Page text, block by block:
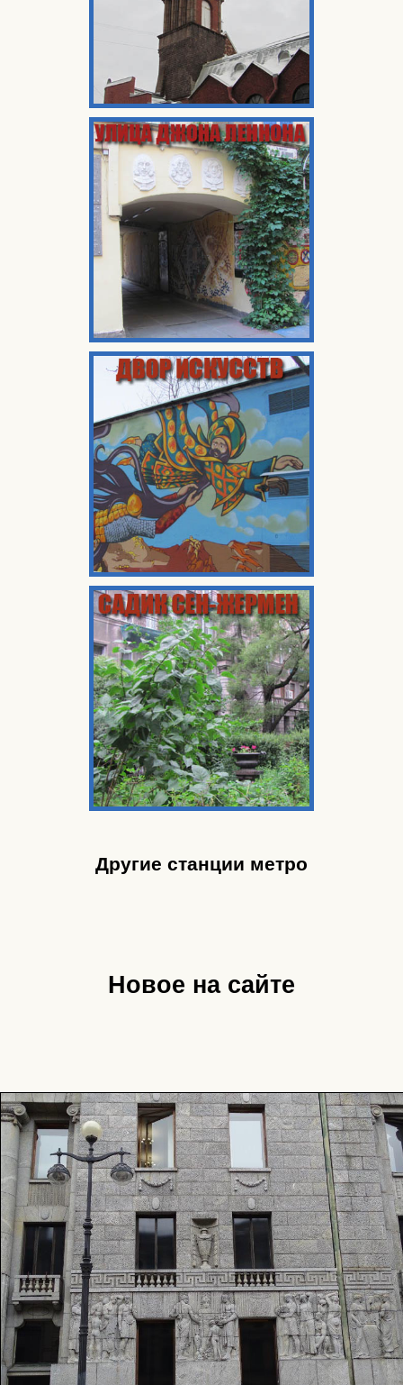
Другие станции метро
Новое на сайте